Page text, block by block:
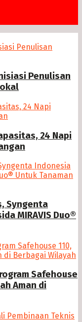
Penulisan
24 Napi
Syngenta
MIRAVIS Duo®
Safehouse
Aman di